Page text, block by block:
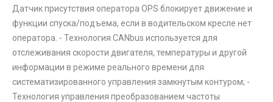
Датчик присутствия оператора OPS блокирует движение и
функции спуска/подъема, если в водительском кресле нет
оператора. - Технология CANbus используется для
отслеживания скорости двигателя, температуры и другой
информации в режиме реального времени для
систематизированного управления замкнутым контуром; -
Технология управления преобразованием частоты